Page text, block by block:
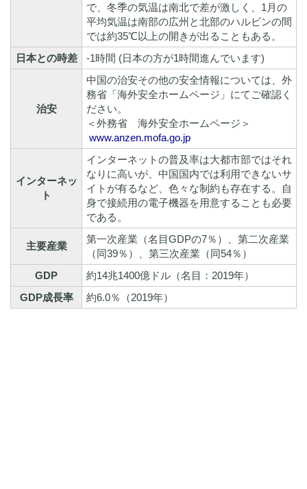
で、冬季の気温は南北で差が激しく、1月の
平均気温は南部の広州と北部のハルビンの間
では約35℃以上の開きが出ることもある。
日本との時差
-1時間 (日本の方が1時間進んでいます)
治安
中国の治安その他の安全情報については、外
務省「海外安全ホームページ」にてご確認く
ださい。
＜外務省 海外安全ホームページ＞
www.anzen.mofa.go.jp
インターネッ
ト
インターネットの普及率は大都市部ではそれ
なりに高いが、中国国内では利用できないサ
イトが有るなど、色々な制約も存在する。自
身で接続用の電子機器を用意することも必要
である。
主要産業
第一次産業（名目GDPの7％）、第二次産業
（同39％）、第三次産業（同54％）
GDP
約14兆1400億ドル（名目：2019年）
GDP成長率
約6.0％（2019年）